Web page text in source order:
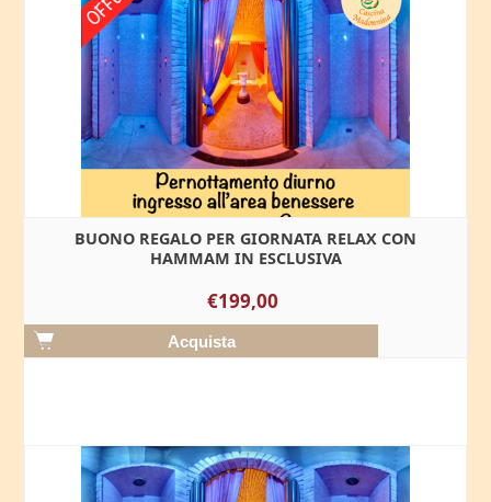
BUONO REGALO PER GIORNATA RELAX CON
HAMMAM IN ESCLUSIVA
€199,00